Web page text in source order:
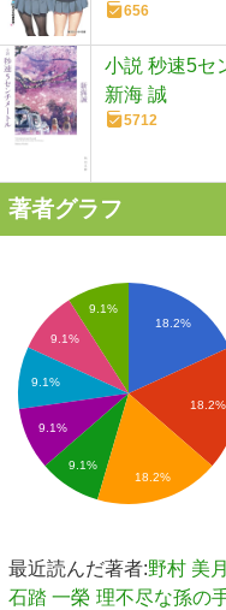
656
小説 秒速5セ
新海 誠
5712
著者グラフ
18.2%
18.2%
9.1%
9.1%
9.1%
9.1%
9.1%
18.2%
最近読んだ著者:野村 美月
石踏 一榮 理不尽な孫の